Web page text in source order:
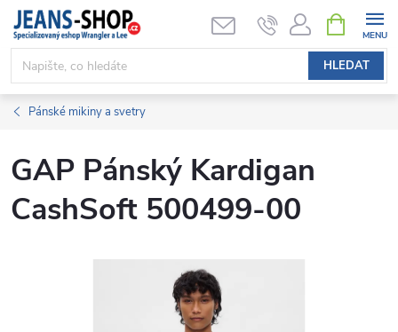
Přejít
obsah
HLEDAT
NÁKUPNÍ
KOŠÍK
Pánské mikiny a svetry
GAP Pánský Kardigan
CashSoft 500499-00